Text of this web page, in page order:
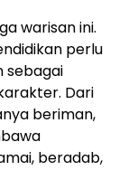
warisan ini.
perlu
sebagai
Dari
beriman,
beradab,